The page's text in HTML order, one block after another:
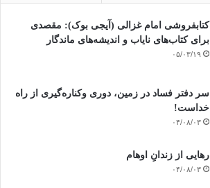
کتابفروشی امام غزالی (آیجی بوک): مقصدی
برای کتاب‌های نایاب و اندیشه‌های ماندگار
۰۵/۰۳/۱۹
سر دفتر فساد در زمین‌، دوری وکناره‌گیری از راه
خداست‌!
۰۴/۰۸/۰۳
رهایی از زندانِ اوهام
۰۴/۰۸/۰۳